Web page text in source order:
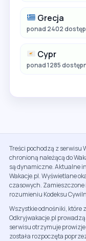
Grecja
ponad 2402
Cypr
ponad 1285
Treści pochodzą z serwisu
chronioną należącą do
są dynamiczne. Aktualne
Wakacje.pl. Wyświetlane
czasowych.
rozumieniu Kodeksu
Wszystkie odnośniki, które
Odkryjwakacje.pl
serwisu otrzymuje
została rozpoczęta